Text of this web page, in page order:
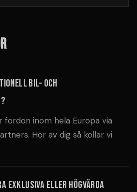
bil- och
fordon inom hela Europa via
Hör av dig så kollar vi
exklusiva eller högvärda